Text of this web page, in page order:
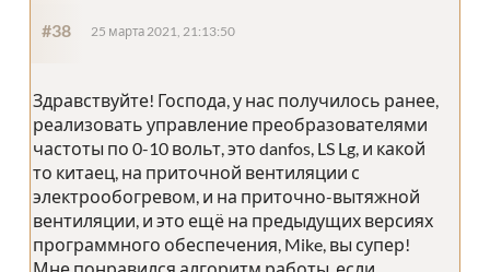
#38 25 марта 2021, 21:13:50
Здравствуйте! Господа, у нас получилось ранее,
реализовать управление преобразователями
частоты по 0-10 вольт, это danfos, LS Lg, и какой
то китаец, на приточной вентиляции с
электрообогревом, и на приточно-вытяжной
вентиляции, и это ещё на предыдущих версиях
программного обеспечения, Mike, вы супер!